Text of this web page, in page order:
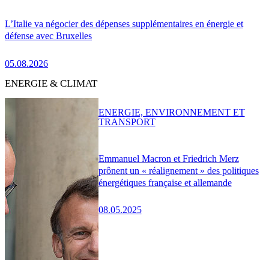
L’Italie va négocier des dépenses supplémentaires en énergie et
défense avec Bruxelles
05.08.2026
ENERGIE & CLIMAT
Emmanuel Macron et Friedrich Merz
prônent un « réalignement » des politiques
énergétiques française et allemande
08.05.2025
ENERGIE, ENVIRONNEMENT ET
TRANSPORT